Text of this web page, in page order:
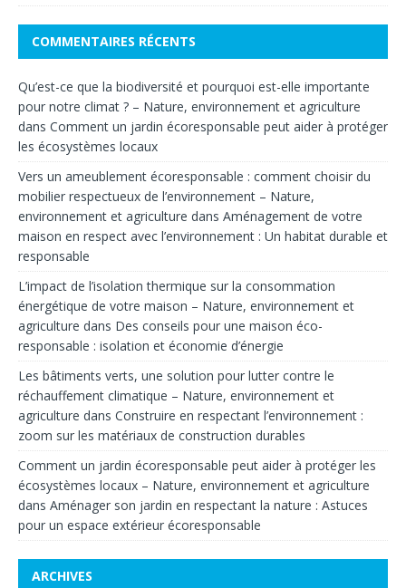
COMMENTAIRES RÉCENTS
Qu’est-ce que la biodiversité et pourquoi est-elle importante
pour notre climat ? – Nature, environnement et agriculture
dans Comment un jardin écoresponsable peut aider à protéger
les écosystèmes locaux
Vers un ameublement écoresponsable : comment choisir du
mobilier respectueux de l’environnement – Nature,
environnement et agriculture dans Aménagement de votre
maison en respect avec l’environnement : Un habitat durable et
responsable
L’impact de l’isolation thermique sur la consommation
énergétique de votre maison – Nature, environnement et
agriculture dans Des conseils pour une maison éco-
responsable : isolation et économie d’énergie
Les bâtiments verts, une solution pour lutter contre le
réchauffement climatique – Nature, environnement et
agriculture dans Construire en respectant l’environnement :
zoom sur les matériaux de construction durables
Comment un jardin écoresponsable peut aider à protéger les
écosystèmes locaux – Nature, environnement et agriculture
dans Aménager son jardin en respectant la nature : Astuces
pour un espace extérieur écoresponsable
ARCHIVES